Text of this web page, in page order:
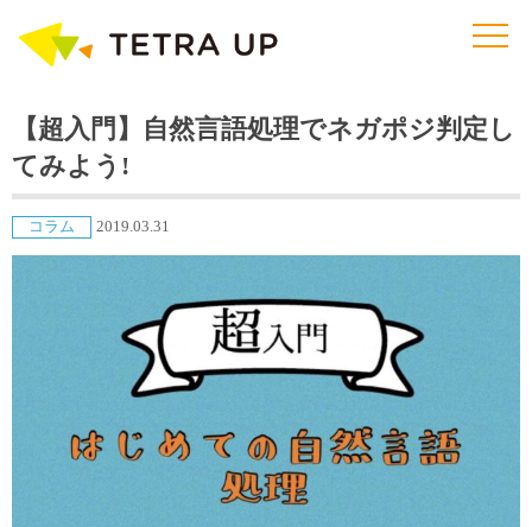
【超入門】自然言語処理でネガポジ判定し
てみよう!
コラム 2019.03.31